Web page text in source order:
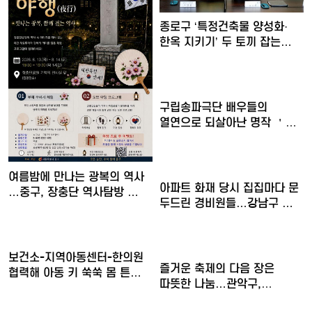
종로구 ‘특정건축물 양성화·
한옥 지키기’ 두 토끼 잡는…
여름밤에 만나는 광복의 역사
…중구, 장충단 역사탐방 …
구립송파극단 배우들의
열연으로 되살아난 명작 ＇
아파트 화재 당시 집집마다 문
두드린 경비원들…강남구 …
보건소-지역아동센터-한의원
협력해 아동 키 쑥쑥 몸 튼…
즐거운 축제의 다음 장은
따뜻한 나눔…관악구,